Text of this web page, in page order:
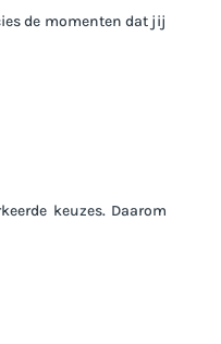
de momenten dat jij
keuzes. Daarom